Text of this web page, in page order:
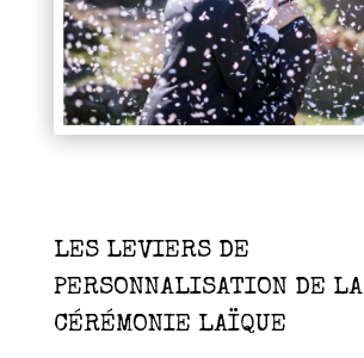
LES LEVIERS DE
PERSONNALISATION DE LA
CÉRÉMONIE LAÏQUE